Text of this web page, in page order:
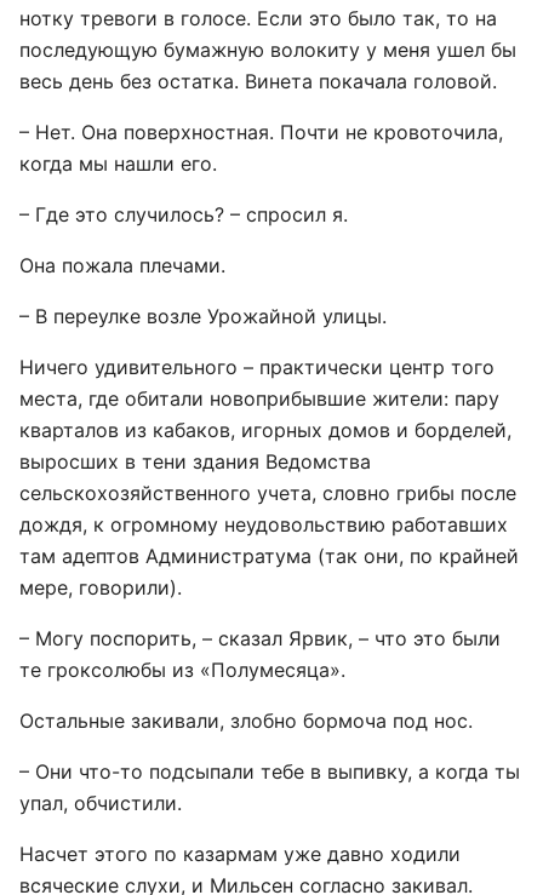
нотку тревоги в голосе. Если это было так, то на
последующую бумажную волокиту у меня ушел бы
весь день без остатка. Винета покачала головой.
– Нет. Она поверхностная. Почти не кровоточила,
когда мы нашли его.
– Где это случилось? – спросил я.
Она пожала плечами.
– В переулке возле Урожайной улицы.
Ничего удивительного – практически центр того
места, где обитали новоприбывшие жители: пару
кварталов из кабаков, игорных домов и борделей,
выросших в тени здания Ведомства
сельскохозяйственного учета, словно грибы после
дождя, к огромному неудовольствию работавших
там адептов Администратума (так они, по крайней
мере, говорили).
– Могу поспорить, – сказал Ярвик, – что это были
те гроксолюбы из «Полумесяца».
Остальные закивали, злобно бормоча под нос.
– Они что-то подсыпали тебе в выпивку, а когда ты
упал, обчистили.
Насчет этого по казармам уже давно ходили
всяческие слухи, и Мильсен согласно закивал.